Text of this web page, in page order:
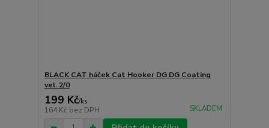
BLACK CAT háček Cat Hooker DG DG Coating
vel. 2/0
199 Kč/ks
164 Kč bez DPH SKLADEM